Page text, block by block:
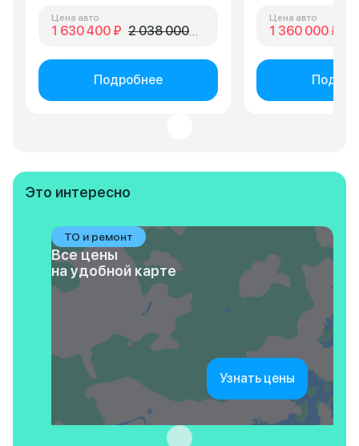
Цена авто
1 630 400 ₽ 2 038 000 ₽
Подробнее
Цена авто
1 360 000 ₽
Это интересно
ТО и ремонт
Все цены
на удобной карте
Узнать цены